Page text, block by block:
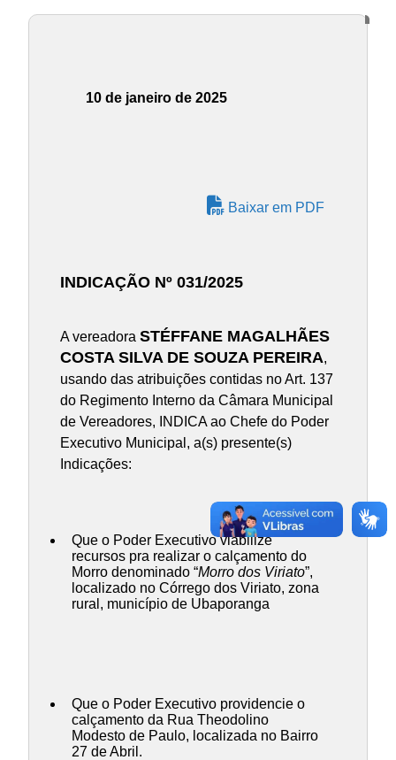
10 de janeiro de 2025
Baixar em PDF
INDICAÇÃO Nº 031/2025
A vereadoraSTÉFFANE MAGALHÃES
COSTA SILVA DE SOUZA PEREIRA,
usando das atribuições contidas no Art. 137
do Regimento Interno da Câmara Municipal
de Vereadores, INDICA ao Chefe do Poder
Executivo Municipal, a(s) presente(s)
Indicações:
Que o Poder Executivo viabilize
recursos pra realizar o calçamento do
Morro denominado “Morro dos Viriato”,
localizado no Córrego dos Viriato, zona
rural, município de Ubaporanga
Que o Poder Executivo providencie o
calçamento da Rua Theodolino
Modesto de Paulo, localizada no Bairro
27 de Abril.